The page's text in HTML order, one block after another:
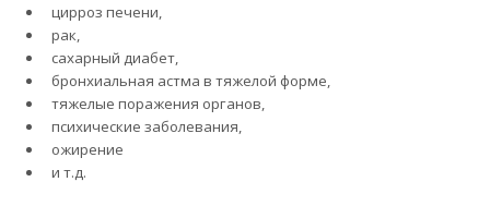
цирроз печени,
рак,
сахарный диабет,
бронхиальная астма в тяжелой форме,
тяжелые поражения органов,
психические заболевания,
ожирение
и т.д.